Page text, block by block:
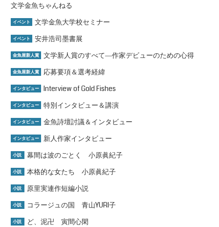
文学金魚ちゃんねる
イベント 文学金魚大学校セミナー
イベント 安井浩司墨書展
金魚屋新人賞 文学新人賞のすべて―作家デビューのための心得
金魚屋新人賞 応募要項＆選考経緯
インタビュー Interview of Gold Fishes
インタビュー 特別インタビュー＆講演
インタビュー 金魚詩壇討議＆インタビュー
インタビュー 新人作家インタビュー
小説 幕間は波のごとく 小原眞紀子
小説 本格的な女たち 小原眞紀子
小説 原里実連作短編小説
小説 コラージュの国 青山YURI子
小説 ど、泥卍 寅間心閑